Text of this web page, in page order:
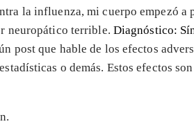
la influenza, mi cuerpo empezó a
neuropático terrible. Diagnóstico:
post que hable de los efectos
o demás. Estos efectos